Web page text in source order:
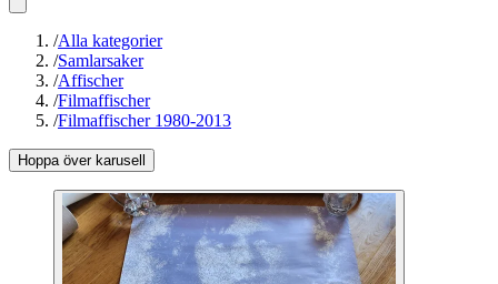
/Alla kategorier
/Samlarsaker
/Affischer
/Filmaffischer
/Filmaffischer 1980-2013
Hoppa över karusell